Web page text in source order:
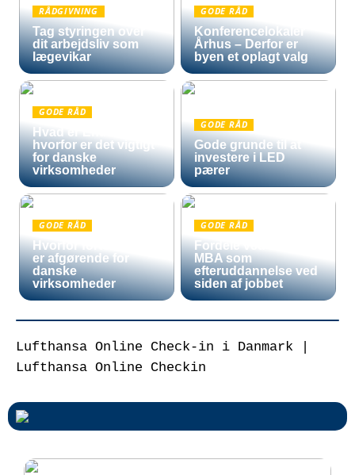
RÅDGIVNING
Tag styringen over
dit arbejdsliv som
lægevikar
GODE RÅD
Konferencelokaler
Århus – Derfor er
byen et oplagt valg
GODE RÅD
Hvad er Entra ID, og
hvorfor er det vigtigt
for danske
virksomheder
GODE RÅD
Gode grunde til at
investere i LED
pærer
GODE RÅD
Hvorfor fortoldning
er afgørende for
danske
virksomheder
GODE RÅD
Fordele ved en Mini
MBA som
efteruddannelse ved
siden af jobbet
Lufthansa Online Check-in i Danmark |
Lufthansa Online Checkin